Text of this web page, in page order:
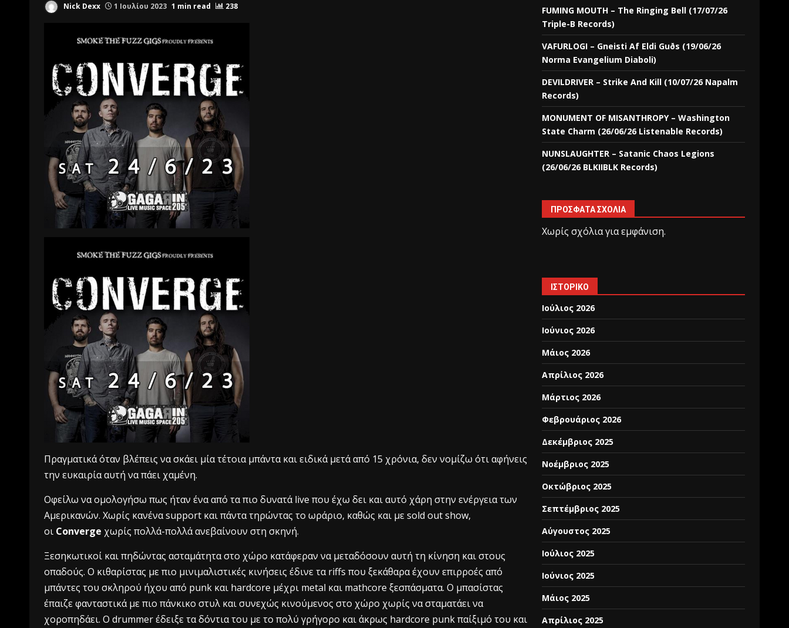
Nick Dexx 1 Ιουλίου 2023 1 min read 238
Πραγματικά όταν βλέπεις να σκάει μία τέτοια μπάντα και ειδικά μετά από 15 χρόνια, δεν νομίζω ότι αφήνεις
την ευκαιρία αυτή να πάει χαμένη.
Οφείλω να ομολογήσω πως ήταν ένα από τα πιο δυνατά live που έχω δει και αυτό χάρη στην ενέργεια των
Αμερικανών. Χωρίς κανένα support και πάντα τηρώντας το ωράριο, καθώς και με sold out show,
οι Converge χωρίς πολλά-πολλά ανεβαίνουν στη σκηνή.
Ξεσηκωτικοί και πηδώντας ασταμάτητα στο χώρο κατάφεραν να μεταδόσουν αυτή τη κίνηση και στους
οπαδούς. Ο κιθαρίστας με πιο μινιμαλιστικές κινήσεις έδινε τα riffs που ξεκάθαρα έχουν επιρροές από
μπάντες του σκληρού ήχου από punk και hardcore μέχρι metal και mathcore ξεσπάσματα. Ο μπασίστας
έπαιζε φανταστικά με πιο πάνκικο στυλ και συνεχώς κινούμενος στο χώρο χωρίς να σταματάει να
χοροπηδάει. Ο drummer έδειξε τα δόντια του με το πολύ γρήγορο και άκρως hardcore punk παίξιμό του και
FUMING MOUTH – The Ringing Bell (17/07/26
Triple-B Records)
VAFURLOGI – Gneisti Af Eldi Guðs (19/06/26
Norma Evangelium Diaboli)
DEVILDRIVER – Strike And Kill (10/07/26 Napalm
Records)
MONUMENT OF MISANTHROPY – Washington
State Charm (26/06/26 Listenable Records)
NUNSLAUGHTER – Satanic Chaos Legions
(26/06/26 BLKIIBLK Records)
ΠΡΌΣΦΑΤΑ ΣΧΌΛΙΑ
Χωρίς σχόλια για εμφάνιση.
ΙΣΤΟΡΙΚΌ
Ιούλιος 2026
Ιούνιος 2026
Μάιος 2026
Απρίλιος 2026
Μάρτιος 2026
Φεβρουάριος 2026
Δεκέμβριος 2025
Νοέμβριος 2025
Οκτώβριος 2025
Σεπτέμβριος 2025
Αύγουστος 2025
Ιούλιος 2025
Ιούνιος 2025
Μάιος 2025
Απρίλιος 2025